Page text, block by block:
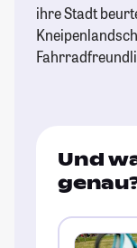
ihre Stadt
Und